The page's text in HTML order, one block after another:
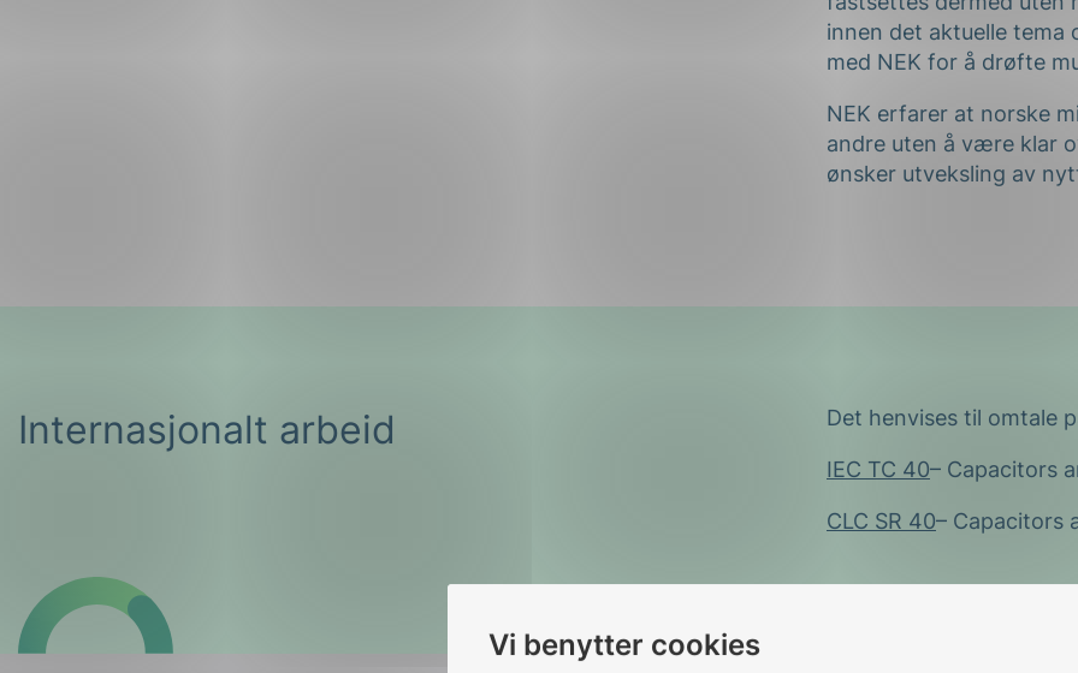
Vi benytter cookies
innen det aktuelle tema
med NEK for å drøfte
NEK erfarer at norske
andre uten å være klar
ønsker utveksling av
Internasjonalt arbeid Det henvises til omtale
IEC TC 40– Capacitors
CLC SR 40– Capacitors